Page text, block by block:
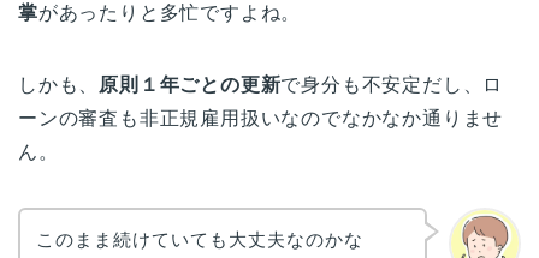
掌があったりと多忙ですよね。
しかも、 原則１年ごとの更新で身分も不安定だし、ロ
ーンの審査も非正規雇用扱いなのでなかなか通りませ
ん。
このまま続けていても大丈夫なのかな